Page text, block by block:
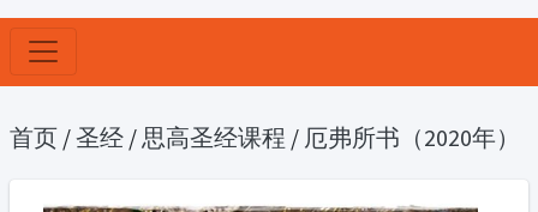
首页 /圣经 /思高圣经课程 / 厄弗所书（2020年）